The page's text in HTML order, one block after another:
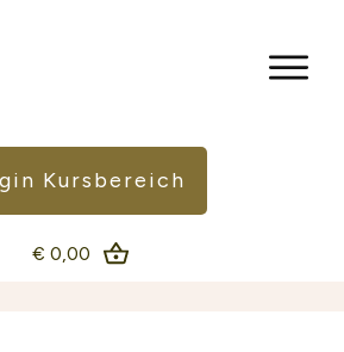
Kursbereich
€ 0,00